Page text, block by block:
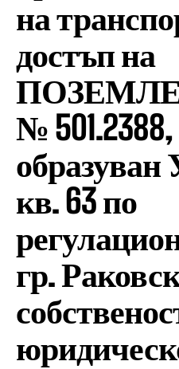
на
достъп на
№ 501.2388,
кв. 63 по
гр.